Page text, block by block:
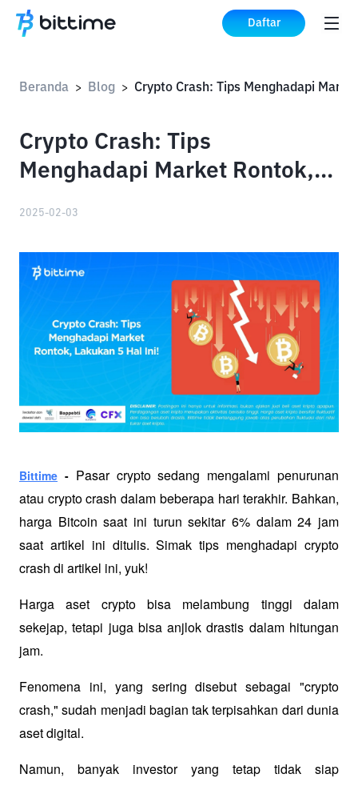
Daftar
Beranda > Blog >
Crypto Crash: Tips
Menghadapi Market Rontok,
2025-02-03
Bittime - Pasar crypto sedang mengalami penurunan
atau crypto crash dalam beberapa hari terakhir. Bahkan,
harga Bitcoin saat ini turun sekitar 6% dalam 24 jam
saat artikel ini ditulis. Simak tips menghadapi crypto
crash di artikel ini, yuk!
Harga aset crypto bisa melambung tinggi dalam
sekejap, tetapi juga bisa anjlok drastis dalam hitungan
jam.
Fenomena ini, yang sering disebut sebagai "crypto
crash," sudah menjadi bagian tak terpisahkan dari dunia
aset digital.
Namun, banyak investor yang tetap tidak siap